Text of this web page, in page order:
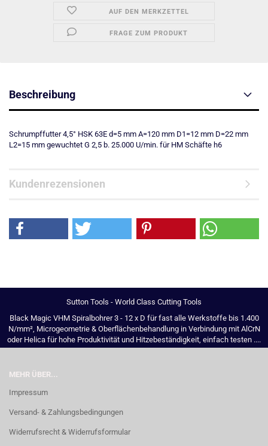
AUF DEN MERKZETTEL
FRAGE ZUM PRODUKT
Beschreibung
Schrumpffutter 4,5° HSK 63E d=5 mm A=120 mm D1=12 mm D=22 mm
L2=15 mm gewuchtet G 2,5 b. 25.000 U/min. für HM Schäfte h6
Kundenrezensionen
Sutton Tools - World Class Cutting Tools
Black Magic VHM Spiralbohrer 3 - 12 x D für fast alle Werkstoffe bis 1.400
N/mm², Microgeometrie & Oberflächenbehandlung in Verbindung mit AlCrN
oder Helica für hohe Produktivität und Hitzebeständigkeit, einfach testen ....
MEHR ÜBER...
Impressum
Versand- & Zahlungsbedingungen
Widerrufsrecht & Widerrufsformular